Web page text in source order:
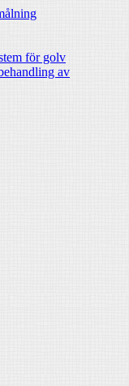
för golv
av